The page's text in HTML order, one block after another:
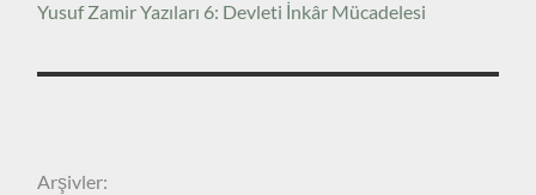
Yusuf Zamir Yazıları 6: Devleti İnkâr Mücadelesi
Arşivler: